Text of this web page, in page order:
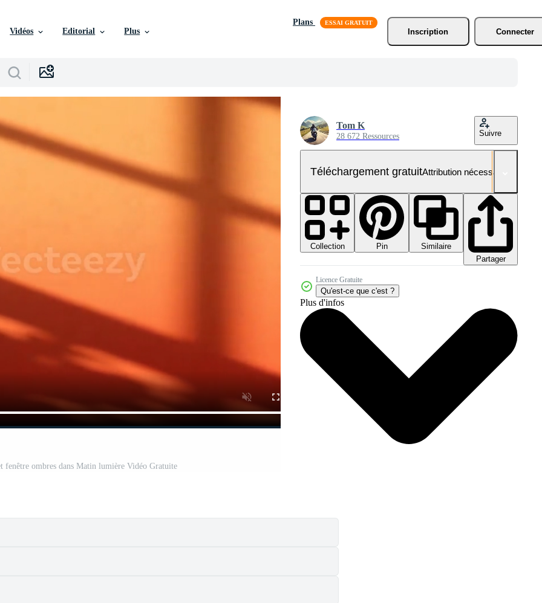
Vidéos Editorial Plus
Plans
Inscription
Connecter
fenêtre ombres dans Matin lumière Vidéo Gratuite
Tom K
28 672 Ressources Suivre
Téléchargement gratuitAttribution nécessaire
Collection Pin
Similaire
Partager
Licence Gratuite
Qu'est-ce que c'est ?
Plus d'infos